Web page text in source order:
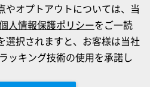
やオプトアウトについては、当
人情報保護ポリシーをご一読
選択されますと、お客様は当社
ッキング技術の使用を承諾し